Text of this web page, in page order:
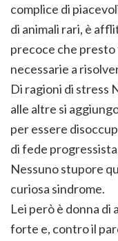
complice di
di animali rari, è
precoce che
necessarie a
Di ragioni di stress
alle altre si
per essere
di fede
Nessuno stupore
curiosa sindrome.
Lei però è donna di
forte e, contro il